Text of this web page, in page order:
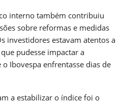
interno também contribuiu
sobre reformas e medidas
investidores estavam atentos a
pudesse impactar a
Ibovespa enfrentasse dias de
a estabilizar o índice foi o